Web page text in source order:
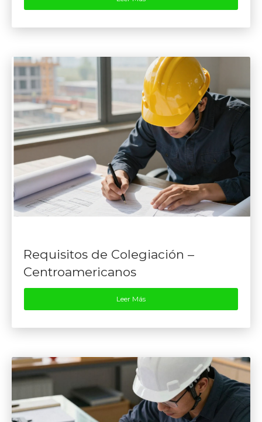
Requisitos de Colegiación –
Centroamericanos
Leer Más